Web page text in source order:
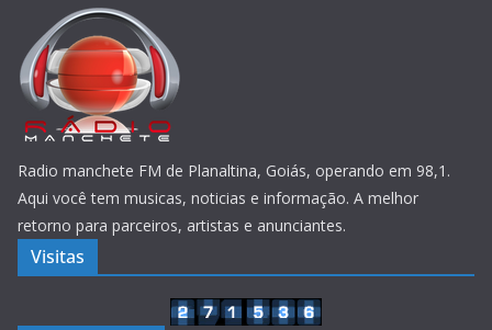
Radio manchete FM de Planaltina, Goiás, operando em 98,1.
Aqui você tem musicas, noticias e informação. A melhor
retorno para parceiros, artistas e anunciantes.
Visitas